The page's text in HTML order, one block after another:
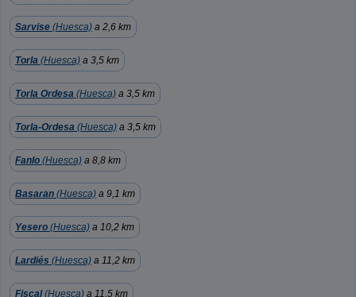
Sarvise (Huesca) a 2,6 km
Torla (Huesca) a 3,5 km
Torla Ordesa (Huesca) a 3,5 km
Torla-Ordesa (Huesca) a 3,5 km
Fanlo (Huesca) a 8,8 km
Basaran (Huesca) a 9,1 km
Yesero (Huesca) a 10,2 km
Lardiés (Huesca) a 11,2 km
Fiscal(Huesca) a 11,5 km